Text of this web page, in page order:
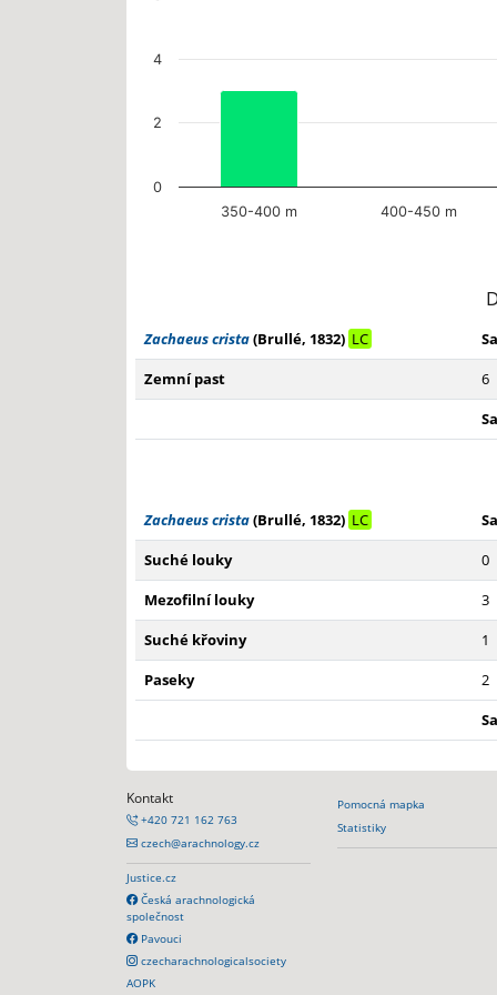
350-400 m 400-450 m
0
2
4
Zachaeus crista(Brullé‚ 1832) LC
Zemní past
6
Zachaeus crista(Brullé‚ 1832) LC
Suché louky
0
Mezofilní louky
3
Suché křoviny
1
Paseky
2
Kontakt
+420 721 162 763
czech@arachnology.cz
Justice.cz
Česká arachnologická
společnost
Pavouci
czecharachnologicalsociety
AOPK
Pomocná mapka
Statistiky